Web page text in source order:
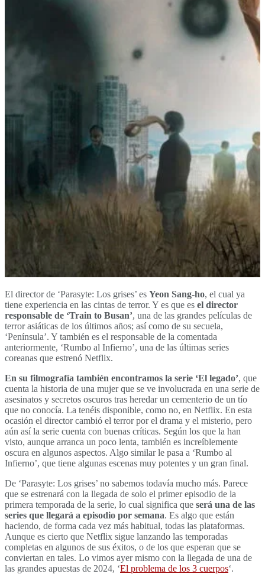
El director de ‘Parasyte: Los grises’ es Yeon Sang-ho, el cual ya
tiene experiencia en las cintas de terror. Y es que es el director
responsable de ‘Train to Busan’, una de las grandes películas de
terror asiáticas de los últimos años; así como de su secuela,
‘Península’. Y también es el responsable de la comentada
anteriormente, ‘Rumbo al Infierno’, una de las últimas series
coreanas que estrenó Netflix.
En su filmografía también encontramos la serie ‘El legado’, que
cuenta la historia de una mujer que se ve involucrada en una serie de
asesinatos y secretos oscuros tras heredar un cementerio de un tío
que no conocía. La tenéis disponible, como no, en Netflix. En esta
ocasión el director cambió el terror por el drama y el misterio, pero
aún así la serie cuenta con buenas críticas. Según los que la han
visto, aunque arranca un poco lenta, también es increíblemente
oscura en algunos aspectos. Algo similar le pasa a ‘Rumbo al
Infierno’, que tiene algunas escenas muy potentes y un gran final.
De ‘Parasyte: Los grises’ no sabemos todavía mucho más. Parece
que se estrenará con la llegada de solo el primer episodio de la
primera temporada de la serie, lo cual significa que será una de las
series que llegará a episodio por semana. Es algo que están
haciendo, de forma cada vez más habitual, todas las plataformas.
Aunque es cierto que Netflix sigue lanzando las temporadas
completas en algunos de sus éxitos, o de los que esperan que se
conviertan en tales. Lo vimos ayer mismo con la llegada de una de
las grandes apuestas de 2024, ‘El problema de los 3 cuerpos‘.